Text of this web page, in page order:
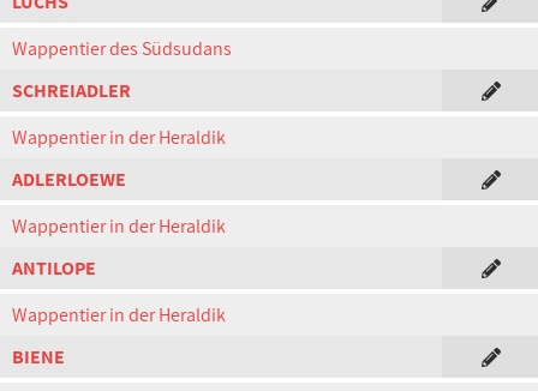
Wappentier des Südsudans
SCHREIADLER
Wappentier in der Heraldik
ADLERLOEWE
Wappentier in der Heraldik
ANTILOPE
Wappentier in der Heraldik
BIENE